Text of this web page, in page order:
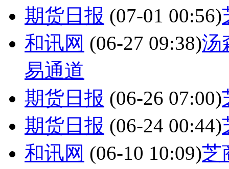
期货日报 (07-01 00:56)
和讯网 (06-27 09:38)汤
易通道
期货日报 (06-26 07:00)
期货日报 (06-24 00:44)
和讯网 (06-10 10:09)芝